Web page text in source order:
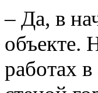
– Да, в
объекте.
работах